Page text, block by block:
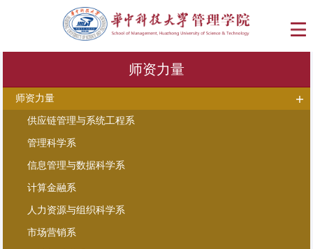
师资力量
师资力量
供应链管理与系统工程系
管理科学系
信息管理与数据科学系
计算金融系
人力资源与组织科学系
市场营销系